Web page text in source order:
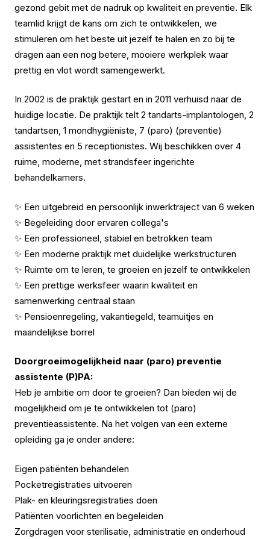
gezond gebit met de nadruk op kwaliteit en preventie. Elk
teamlid krijgt de kans om zich te ontwikkelen, we
stimuleren om het beste uit jezelf te halen en zo bij te
dragen aan een nog betere, mooiere werkplek waar
prettig en vlot wordt samengewerkt.
In 2002 is de praktijk gestart en in 2011 verhuisd naar de
huidige locatie. De praktijk telt 2 tandarts-implantologen, 2
tandartsen, 1 mondhygiëniste, 7 (paro) (preventie)
assistentes en 5 receptionistes. Wij beschikken over 4
ruime, moderne, met strandsfeer ingerichte
behandelkamers.
✨ Een uitgebreid en persoonlijk inwerktraject van 6 weken
✨ Begeleiding door ervaren collega's
✨ Een professioneel, stabiel en betrokken team
✨ Een moderne praktijk met duidelijke werkstructuren
✨ Ruimte om te leren, te groeien en jezelf te ontwikkelen
✨ Een prettige werksfeer waarin kwaliteit en
samenwerking centraal staan
✨ Pensioenregeling, vakantiegeld, teamuitjes en
maandelijkse borrel
Doorgroeimogelijkheid naar (paro) preventie
assistente (P)PA:
Heb je ambitie om door te groeien? Dan bieden wij de
mogelijkheid om je te ontwikkelen tot (paro)
preventieassistente. Na het volgen van een externe
opleiding ga je onder andere:
Eigen patiënten behandelen
Pocketregistraties uitvoeren
Plak- en kleuringsregistraties doen
Patiënten voorlichten en begeleiden
Zorgdragen voor sterilisatie, administratie en onderhoud